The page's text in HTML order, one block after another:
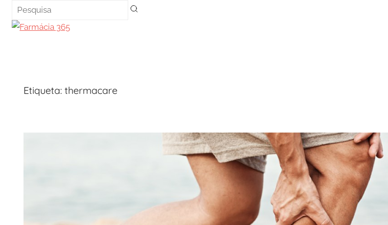
Saltar
para
Etiqueta: thermacare